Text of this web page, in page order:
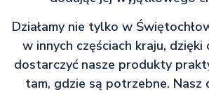
Działamy nie tylko w
w innych częściach kraju, dzięki
dostarczyć nasze produkty
tam, gdzie są potrzebne. Nasz